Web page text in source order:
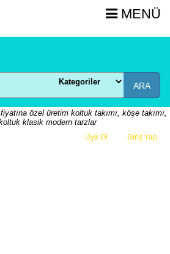
MENÜ
ARA
özel üretim koltuk takımı, köşe takımı,
klasik modern tarzlar
Üye Ol Giriş Yap